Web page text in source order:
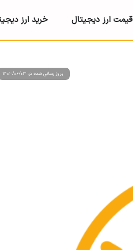
قیمت ارز دیجیتال خرید ارز
بروز رسانی شده در: 1403/06/03